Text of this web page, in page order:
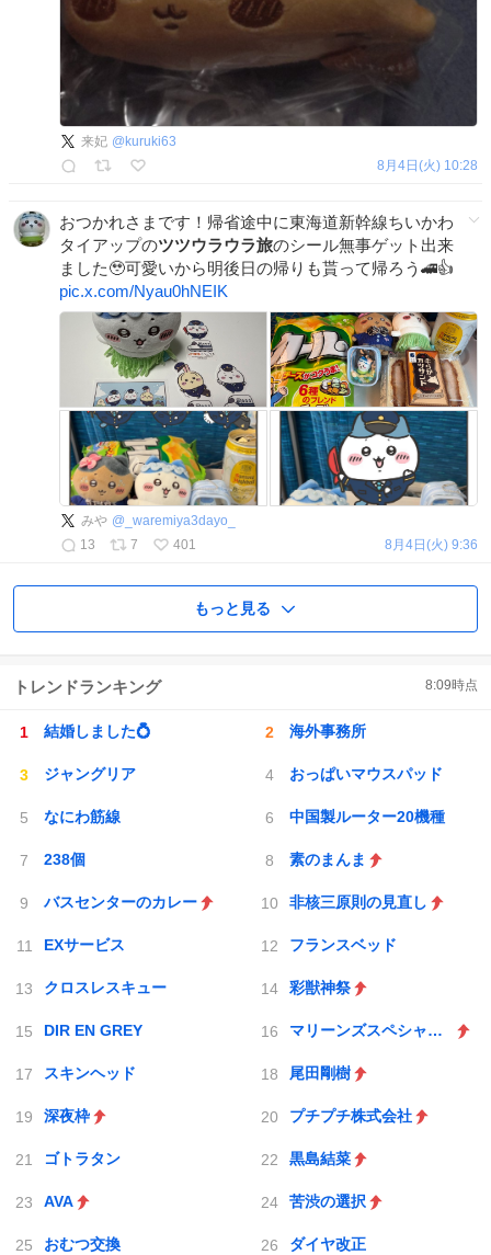
来妃 @ kuruki63
8月4日(火) 10:28
おつかれさまです！帰省途中に東海道新幹線ちいかわ
タイアップのツツウラウラ旅のシール無事ゲット出来
ました🥹可愛いから明後日の帰りも貰って帰ろう🚄👍
pic.x.com/Nyau0hNEIK
みや @ _waremiya3dayo_
13
7 401 8月4日(火) 9:36
もっと見る
トレンドランキング 8:09時点
結婚しました💍 海外事務所
ジャングリア おっぱいマウスパッド
なにわ筋線 中国製ルーター20機種
238個 素のまんま
バスセンターのカレー 非核三原則の見直し
EXサービス フランスベッド
クロスレスキュー 彩獣神祭
DIR EN GREY マリーンズスペシャルゲーム
スキンヘッド 尾田剛樹
深夜枠 プチプチ株式会社
ゴトラタン 黒島結菜
AVA 苦渋の選択
おむつ交換 ダイヤ改正